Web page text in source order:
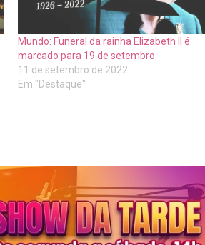
Mundo: Funeral da rainha Elizabeth II é
marcado para 19 de setembro.
11 de setembro de 2022
Em "Destaque"